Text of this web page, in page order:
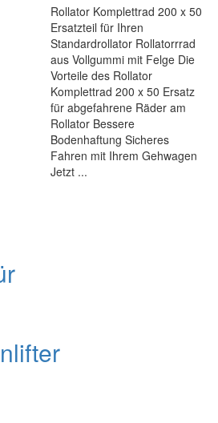
Rollator Komplettrad 200 x 50
Ersatzteil für Ihren
Standardrollator Rollatorrrad
aus Vollgummi mit Felge Die
Vorteile des Rollator
Komplettrad 200 x 50 Ersatz
für abgefahrene Räder am
Rollator Bessere
Bodenhaftung Sicheres
Fahren mit Ihrem Gehwagen
Jetzt ...